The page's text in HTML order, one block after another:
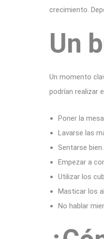
crecimiento.
Un
Un momento
podrían realizar
Poner la
Lavarse las
Sentarse bien.
Empezar a
Utilizar los
Masticar los
No hablar